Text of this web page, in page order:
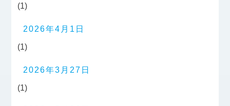
(1)
2026年4月1日
(1)
2026年3月27日
(1)